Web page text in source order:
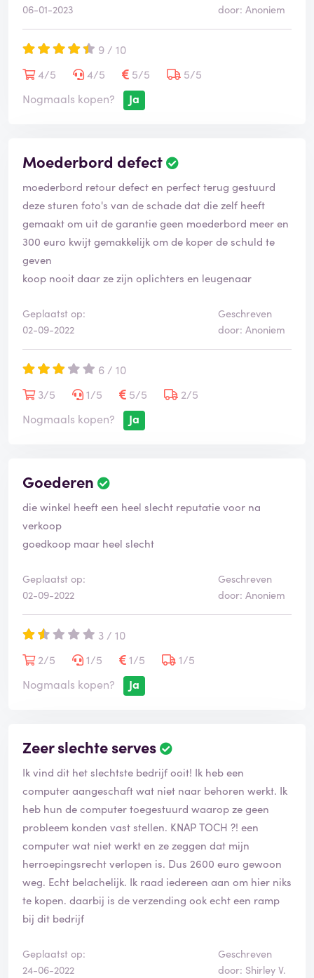
06-01-2023
door: Anoniem
9 / 10
4/5
4/5 5/5
5/5
Nogmaals kopen?
Ja
Moederbord defect
moederbord retour defect en perfect terug gestuurd
deze sturen foto's van de schade dat die zelf heeft
gemaakt om uit de garantie geen moederbord meer en
300 euro kwijt gemakkelijk om de koper de schuld te
geven
koop nooit daar ze zijn oplichters en leugenaar
Geplaatst op:
02-09-2022
Geschreven
door: Anoniem
6 / 10
3/5
1/5 5/5
2/5
Nogmaals kopen?
Ja
Goederen
die winkel heeft een heel slecht reputatie voor na
verkoop
goedkoop maar heel slecht
Geplaatst op:
02-09-2022
Geschreven
door: Anoniem
3 / 10
2/5
1/5 1/5
1/5
Nogmaals kopen?
Ja
Zeer slechte serves
Ik vind dit het slechtste bedrijf ooit! Ik heb een
computer aangeschaft wat niet naar behoren werkt. Ik
heb hun de computer toegestuurd waarop ze geen
probleem konden vast stellen. KNAP TOCH ?! een
computer wat niet werkt en ze zeggen dat mijn
herroepingsrecht verlopen is. Dus 2600 euro gewoon
weg. Echt belachelijk. Ik raad iedereen aan om hier niks
te kopen. daarbij is de verzending ook echt een ramp
bij dit bedrijf
Geplaatst op:
24-06-2022
Geschreven
door: Shirley V.